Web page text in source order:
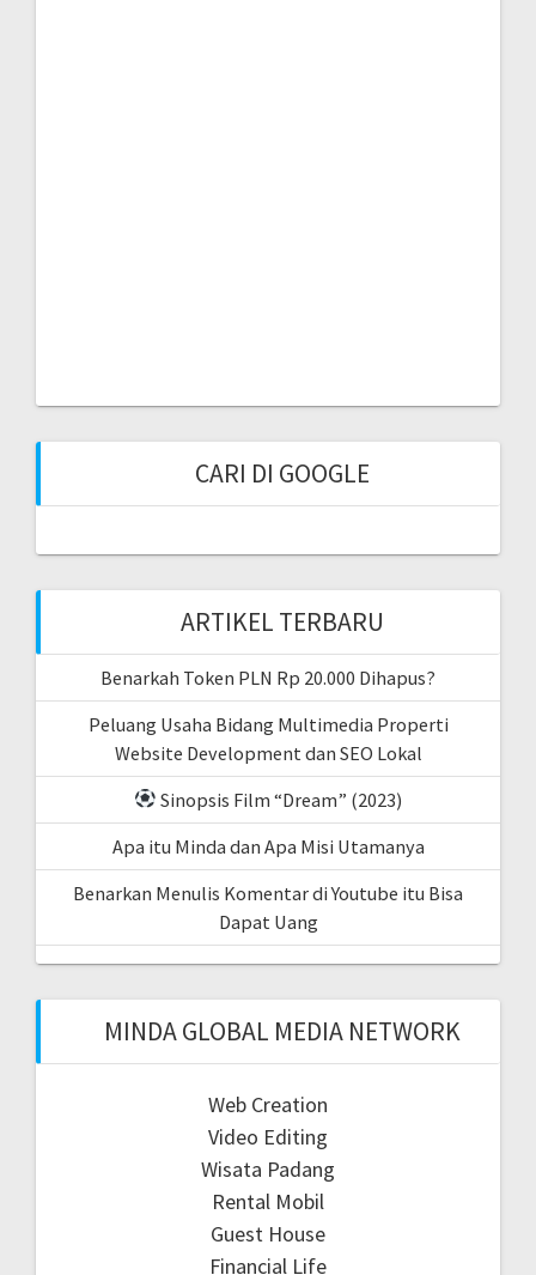
CARI DI GOOGLE
ARTIKEL TERBARU
Benarkah Token PLN Rp 20.000 Dihapus?
Peluang Usaha Bidang Multimedia Properti
Website Development dan SEO Lokal
Sinopsis Film “Dream” (2023)
Apa itu Minda dan Apa Misi Utamanya
Benarkan Menulis Komentar di Youtube itu Bisa
Dapat Uang
MINDA GLOBAL MEDIA NETWORK
Web Creation
Video Editing
Wisata Padang
Rental Mobil
Guest House
Financial Life